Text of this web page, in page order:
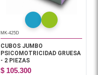
MK-425D
CUBOS JUMBO
PSICOMOTRICIDAD GRUESA
- 2 PIEZAS
$ 105.300